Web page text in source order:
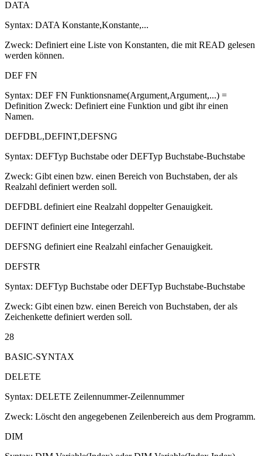
DATA
Syntax: DATA Konstante,Konstante,...
Zweck: Definiert eine Liste von Konstanten, die mit READ gelesen
werden können.
DEF FN
Syntax: DEF FN Funktionsname(Argument,Argument,...) =
Definition Zweck: Definiert eine Funktion und gibt ihr einen
Namen.
DEFDBL,DEFINT,DEFSNG
Syntax: DEFTyp Buchstabe oder DEFTyp Buchstabe-Buchstabe
Zweck: Gibt einen bzw. einen Bereich von Buchstaben, der als
Realzahl definiert werden soll.
DEFDBL definiert eine Realzahl doppelter Genauigkeit.
DEFINT definiert eine Integerzahl.
DEFSNG definiert eine Realzahl einfacher Genauigkeit.
DEFSTR
Syntax: DEFTyp Buchstabe oder DEFTyp Buchstabe-Buchstabe
Zweck: Gibt einen bzw. einen Bereich von Buchstaben, der als
Zeichenkette definiert werden soll.
28
BASIC-SYNTAX
DELETE
Syntax: DELETE Zeilennummer-Zeilennummer
Zweck: Löscht den angegebenen Zeilenbereich aus dem Programm.
DIM